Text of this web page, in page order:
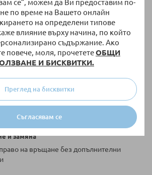
се”, можем да Ви предоставим по-
по време на Вашето онлайн
на определени типове
влияние върху начина, по който
съдържание. Ако
повече, моля, прочететеОБЩИ
И БИСКВИТКИ.
Съгласявам се
Преглед на бисквитки
на страница
и замяна
на връщане без допълнителни